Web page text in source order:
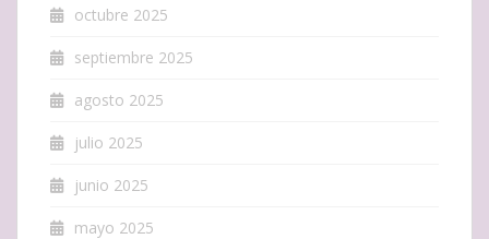
octubre 2025
septiembre 2025
agosto 2025
julio 2025
junio 2025
mayo 2025